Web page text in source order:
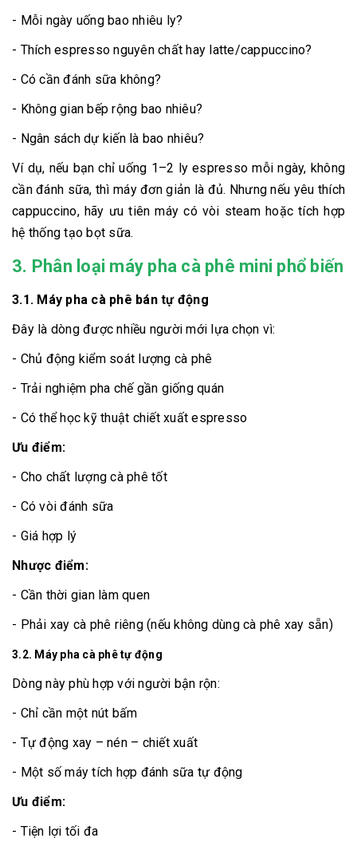
- Mỗi ngày uống bao nhiêu ly?
- Thích espresso nguyên chất hay latte/cappuccino?
- Có cần đánh sữa không?
- Không gian bếp rộng bao nhiêu?
- Ngân sách dự kiến là bao nhiêu?
Ví dụ, nếu bạn chỉ uống 1–2 ly espresso mỗi ngày, không
cần đánh sữa, thì máy đơn giản là đủ. Nhưng nếu yêu thích
cappuccino, hãy ưu tiên máy có vòi steam hoặc tích hợp
hệ thống tạo bọt sữa.
3. Phân loại máy pha cà phê mini phổ biến
3.1. Máy pha cà phê bán tự động
Đây là dòng được nhiều người mới lựa chọn vì:
- Chủ động kiểm soát lượng cà phê
- Trải nghiệm pha chế gần giống quán
- Có thể học kỹ thuật chiết xuất espresso
Ưu điểm:
- Cho chất lượng cà phê tốt
- Có vòi đánh sữa
- Giá hợp lý
Nhược điểm:
- Cần thời gian làm quen
- Phải xay cà phê riêng (nếu không dùng cà phê xay sẵn)
3.2. Máy pha cà phê tự động
Dòng này phù hợp với người bận rộn:
- Chỉ cần một nút bấm
- Tự động xay – nén – chiết xuất
- Một số máy tích hợp đánh sữa tự động
Ưu điểm:
- Tiện lợi tối đa